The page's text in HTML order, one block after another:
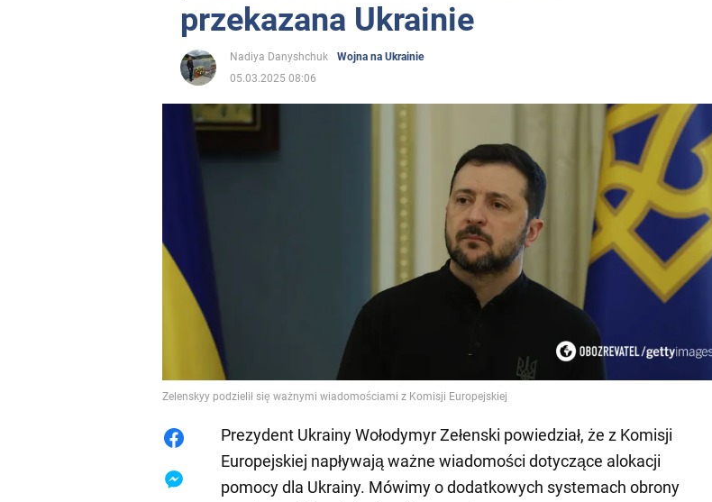
przekazana Ukrainie
Nadiya Danyshchuk
Wojna na Ukrainie
05.03.2025 08:06
Zelenskyy podzielił się ważnymi wiadomościami z Komisji Europejskiej
Prezydent Ukrainy Wołodymyr Zełenski powiedział, że z Komisji
Europejskiej napływają ważne wiadomości dotyczące alokacji
pomocy dla Ukrainy. Mówimy o dodatkowych systemach obrony